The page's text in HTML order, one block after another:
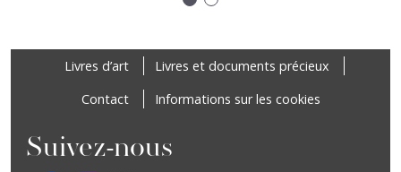
Livres d’art
Livres et documents précieux
Contact
Informations sur les cookies
Suivez-nous